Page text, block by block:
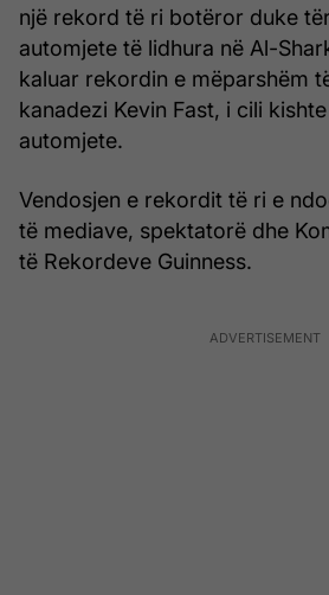
një rekord të ri botëror duke
automjete të lidhura në Al-
kaluar rekordin e mëparshëm
kanadezi Kevin Fast, i cili
automjete.
Vendosjen e rekordit të ri e
të mediave, spektatorë dhe
të Rekordeve Guinness.